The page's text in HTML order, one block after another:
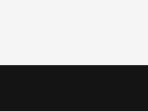
BITMAIN AntMiner